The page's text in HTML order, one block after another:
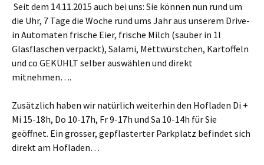
Seit dem 14.11.2015 auch bei uns: Sie können nun rund um
die Uhr, 7 Tage die Woche rund ums Jahr aus unserem Drive-
in Automaten frische Eier, frische Milch (sauber in 1l
Glasflaschen verpackt), Salami, Mettwürstchen, Kartoffeln
und co GEKÜHLT selber auswählen und direkt
mitnehmen….
Zusätzlich haben wir natürlich weiterhin den Hofladen Di +
Mi 15-18h, Do 10-17h, Fr 9-17h und Sa 10-14h für Sie
geöffnet. Ein grosser, gepflasterter Parkplatz befindet sich
direkt am Hofladen…